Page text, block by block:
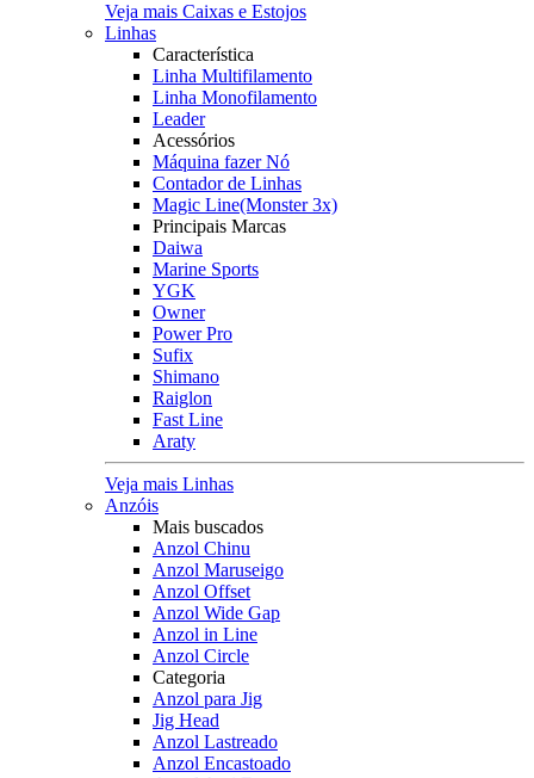
Veja mais Caixas e Estojos
Linhas
Característica
Linha Multifilamento
Linha Monofilamento
Leader
Acessórios
Máquina fazer Nó
Contador de Linhas
Magic Line(Monster 3x)
Principais Marcas
Daiwa
Marine Sports
YGK
Owner
Power Pro
Sufix
Shimano
Raiglon
Fast Line
Araty
Veja mais Linhas
Anzóis
Mais buscados
Anzol Chinu
Anzol Maruseigo
Anzol Offset
Anzol Wide Gap
Anzol in Line
Anzol Circle
Categoria
Anzol para Jig
Jig Head
Anzol Lastreado
Anzol Encastoado